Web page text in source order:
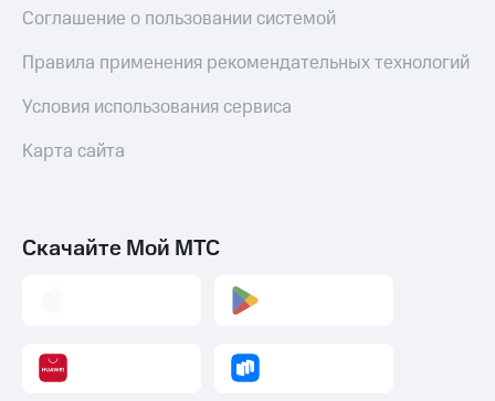
Соглашение о пользовании системой
Правила применения рекомендательных технологий
Условия использования сервиса
Карта сайта
Скачайте Мой МТС